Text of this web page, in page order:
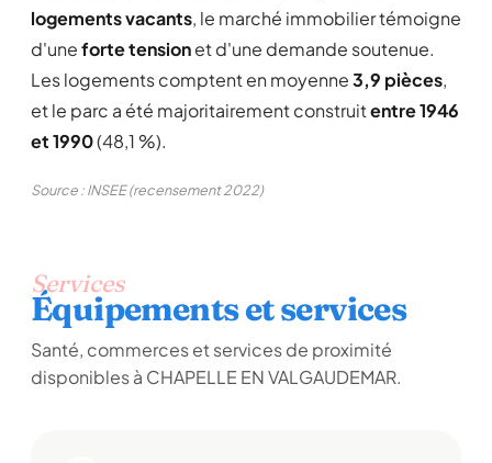
logements vacants, le marché immobilier témoigne
d'uneforte tensionet d'une demande soutenue.
Les logements comptent en moyenne3,9 pièces,
et le parc a été majoritairement construitentre 1946
et 1990(48,1 %).
Source : INSEE (recensement 2022)
Services
Équipements et services
Santé, commerces et services de proximité
disponibles à CHAPELLE EN VALGAUDEMAR.